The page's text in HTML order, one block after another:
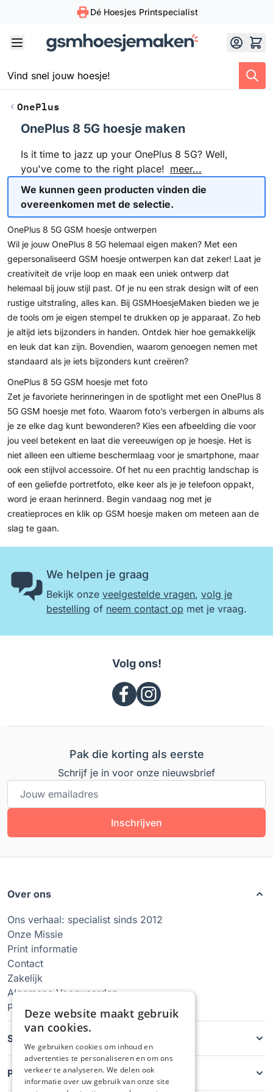
Dé Hoesjes Printspecialist
OnePlus
OnePlus 8 5G hoesje maken
Is it time to jazz up your OnePlus 8 5G? Well,
you've come to the right place! meer...
We kunnen geen producten vinden die
overeenkomen met de selectie.
OnePlus 8 5G GSM hoesje ontwerpen
Wil je jouw OnePlus 8 5G helemaal eigen maken? Met een
gepersonaliseerd GSM hoesje ontwerpen kan dat zeker! Laat je
creativiteit de vrije loop en maak een uniek ontwerp dat
helemaal bij jouw stijl past. Of je nu een strak design wilt of een
rustige uitstraling, alles kan. Bij GSMHoesjeMaken bieden we je
de tools om je eigen stempel te drukken op je apparaat. Zo heb
je altijd iets bijzonders in handen. Ontdek hier hoe gemakkelijk
en leuk dat kan zijn. Bovendien, waarom genoegen nemen met
standaard als je iets bijzonders kunt creëren?
OnePlus 8 5G GSM hoesje met foto
Zet je favoriete herinneringen in de spotlight met een OnePlus 8
5G GSM hoesje met foto. Waarom foto’s verbergen in albums als
je ze elke dag kunt bewonderen? Kies een afbeelding die voor
jou veel betekent en laat die vereeuwigen op je hoesje. Het is
niet alleen een ultieme beschermlaag voor je smartphone, maar
ook een stijlvol accessoire. Of het nu een prachtig landschap is
of een geliefde portretfoto, elke keer als je je telefoon oppakt,
word je eraan herinnerd. Begin vandaag nog met je
creatieproces en klik op GSM hoesje maken om meteen aan de
slag te gaan.
We helpen je graag
Bekijk onze veelgestelde vragen, volg je
bestelling of neem contact op met je vraag.
Volg ons!
Pak die korting als eerste
Schrijf je in voor onze nieuwsbrief
E-mailadres
Inschrijven
Over ons
Ons verhaal: specialist sinds 2012
Onze Missie
Print informatie
Contact
Zakelijk
Algemene Voorwaarden
Privacy Policy
Soorten hoesjes
Producten
Deze website maakt gebruik
van cookies.
We gebruiken cookies om inhoud en
advertenties te personaliseren en om ons
verkeer te analyseren. We delen ook
informatie over uw gebruik van onze site